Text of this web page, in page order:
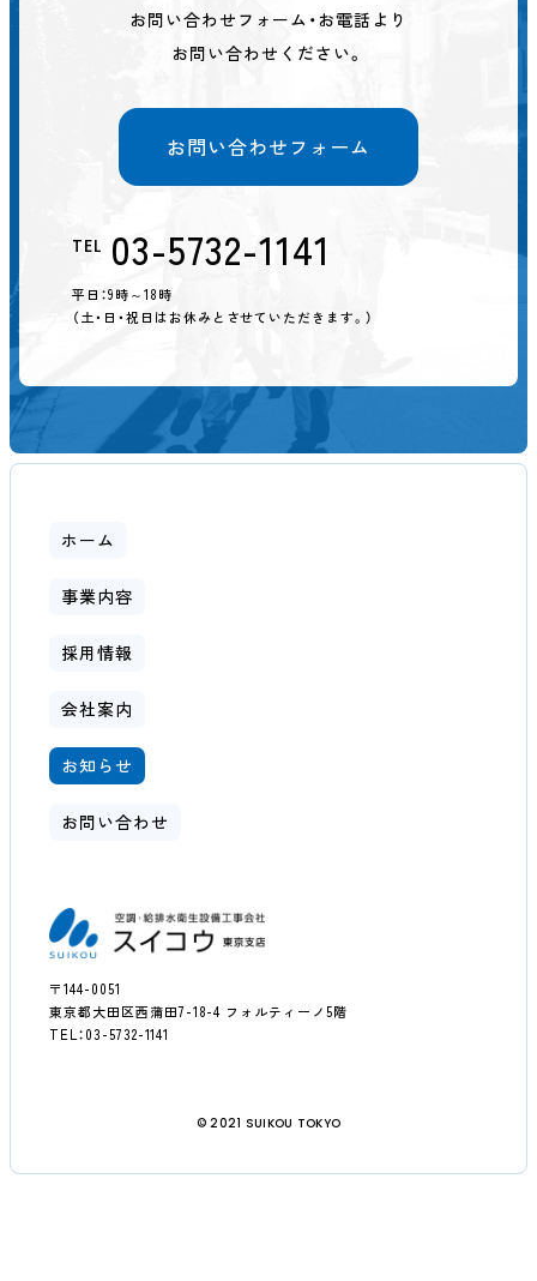
お問い合わせフォーム・お電話より
お問い合わせください。
お問い合わせフォーム
TEL 03-5732-1141
平日：9時～18時
（土・日・祝日はお休みとさせていただきます。）
ホーム
事業内容
採用情報
会社案内
お知らせ
お問い合わせ
〒144-0051
東京都大田区西蒲田7-18-4 フォルティーノ5階
TEL：03-5732-1141
© 2021 SUIKOU TOKYO